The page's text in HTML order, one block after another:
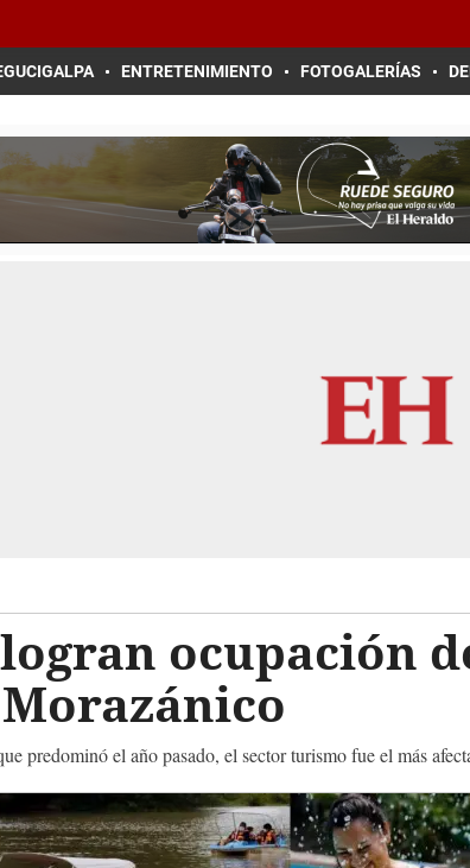
ENTRETENIMIENTO FOTOGALERÍAS
ocupación
predominó el año pasado, el sector turismo fue el más